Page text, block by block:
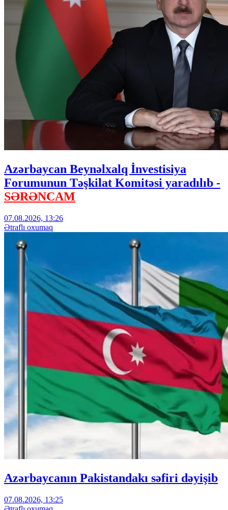
Azərbaycan Beynəlxalq İnvestisiya
Forumunun Təşkilat Komitəsi yaradılıb -
SƏRƏNCAM
07.08.2026, 13:26
Ətraflı oxumaq
Azərbaycanın Pakistandakı səfiri dəyişib
07.08.2026, 13:25